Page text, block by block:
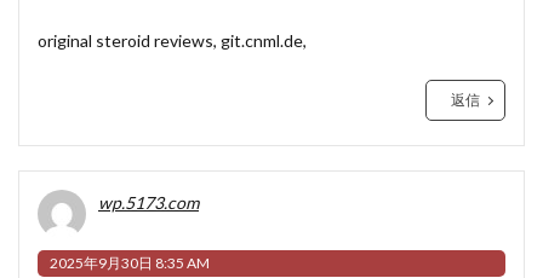
original steroid reviews, git.cnml.de,
返信
wp.5173.com
2025年9月30日 8:35 AM